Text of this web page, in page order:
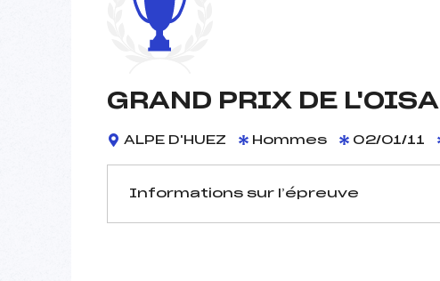
GRAND PRIX DE
ALPE D'HUEZ Hommes 02/01/11
Informations sur l’épreuve